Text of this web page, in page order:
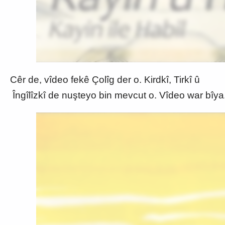
Cêr de, vîdeo fekê Çolîg der o. Kirdkî, Tirkî û
Îngîlîzkî de nuşteyo bin mevcut o. Vîdeo war